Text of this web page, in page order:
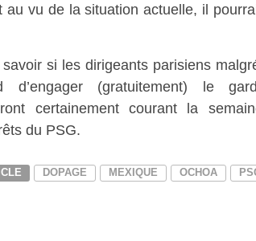
au vu de la situation actuelle, il
si les dirigeants parisiens
d’engager (gratuitement) le
certainement courant la
du PSG.
DOPAGE MEXIQUE OCHOA